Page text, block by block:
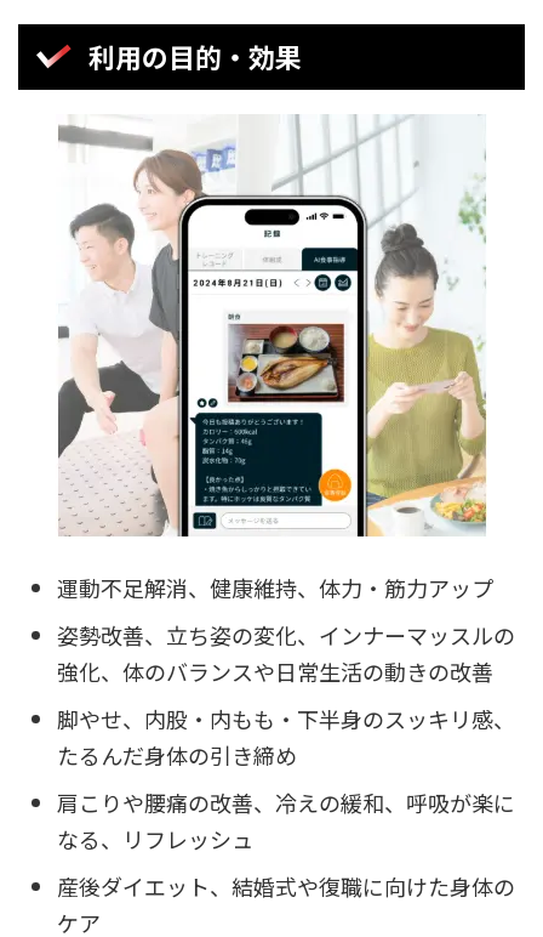
利用の目的・効果
運動不足解消、健康維持、体力・筋力アップ
姿勢改善、立ち姿の変化、インナーマッスルの
強化、体のバランスや日常生活の動きの改善
脚やせ、内股・内もも・下半身のスッキリ感、
たるんだ身体の引き締め
肩こりや腰痛の改善、冷えの緩和、呼吸が楽に
なる、リフレッシュ
産後ダイエット、結婚式や復職に向けた身体の
ケア